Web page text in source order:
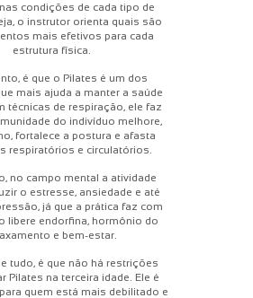
condições de cada tipo de
o instrutor orienta quais são
mais efetivos para cada
estrutura física.
é que o Pilates é um dos
mais ajuda a manter a saúde
técnicas de respiração, ele faz
do indivíduo melhore,
fortalece a postura e afasta
respiratórios e circulatórios.
no campo mental a atividade
o estresse, ansiedade e até
já que a prática faz com
libere endorfina, hormônio do
e bem-estar.
tudo, é que não há restrições
Pilates na terceira idade. Ele é
quem está mais debilitado e